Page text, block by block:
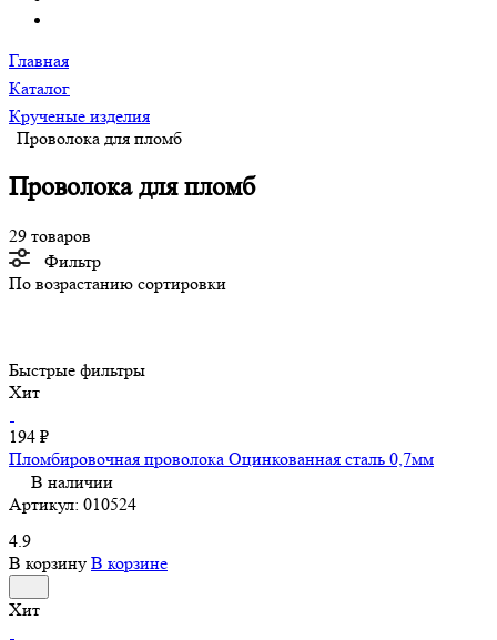
Главная
Каталог
Крученые изделия
Проволока для пломб
Проволока для пломб
29 товаров
Фильтр
По возрастанию сортировки
Быстрые фильтры
Хит
194 ₽
Пломбировочная проволока Оцинкованная сталь 0,7мм
В наличии
Артикул: 010524
4.9
В корзину В корзине
Хит